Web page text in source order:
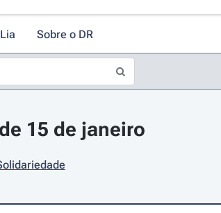
Lia Sobre o DR
15 de janeiro